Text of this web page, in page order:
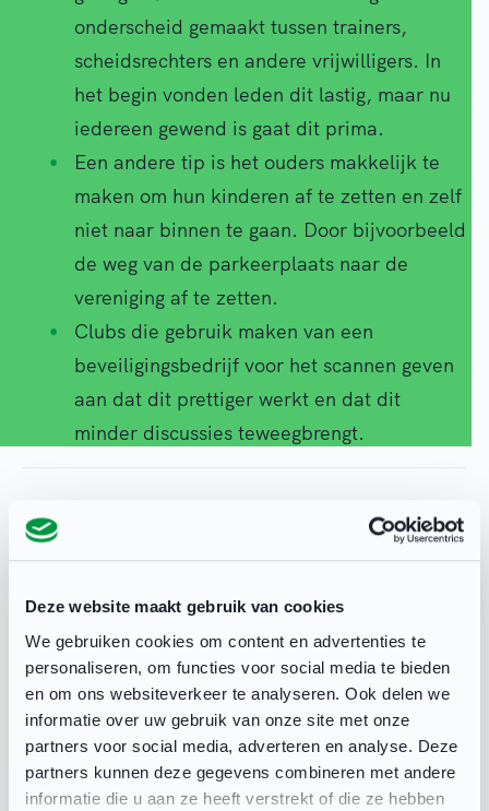
Deze website maakt gebruik van cookies
We gebruiken cookies om content en advertenties te
personaliseren, om functies voor social media te bieden
en om ons websiteverkeer te analyseren. Ook delen we
informatie over uw gebruik van onze site met onze
partners voor social media, adverteren en analyse. Deze
partners kunnen deze gegevens combineren met andere
informatie die u aan ze heeft verstrekt of die ze hebben
onderscheid gemaakt tussen trainers,
scheidsrechters en andere vrijwilligers. In
het begin vonden leden dit lastig, maar nu
iedereen gewend is gaat dit prima.
Een andere tip is het ouders makkelijk te
maken om hun kinderen af te zetten en zelf
niet naar binnen te gaan. Door bijvoorbeeld
de weg van de parkeerplaats naar de
vereniging af te zetten.
Clubs die gebruik maken van een
beveiligingsbedrijf voor het scannen geven
aan dat dit prettiger werkt en dat dit
minder discussies teweegbrengt.
NOC*NSF
Deel deze pagina